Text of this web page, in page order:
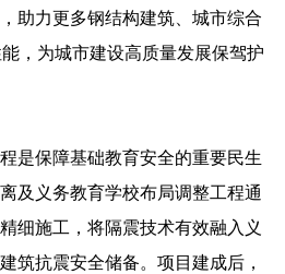
助力更多钢结构建筑、城市综合
，为城市建设高质量发展保驾护
是保障基础教育安全的重要民生
及义务教育学校布局调整工程通
细施工，将隔震技术有效融入义
筑抗震安全储备。项目建成后，